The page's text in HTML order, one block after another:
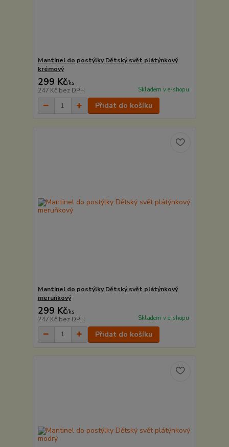
Mantinel do postýlky Dětský svět plátýnkový
krémový
299 Kč/ks
247 Kč bez DPH Skladem v e-shopu
Přidat do košíku
Mantinel do postýlky Dětský svět plátýnkový
meruňkový
299 Kč/ks
247 Kč bez DPH Skladem v e-shopu
Přidat do košíku